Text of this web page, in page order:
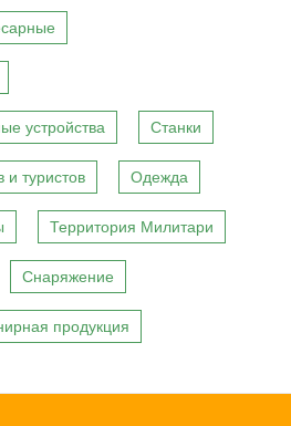
устройства Станки
и туристов Одежда
Территория Милитари
Снаряжение
продукция